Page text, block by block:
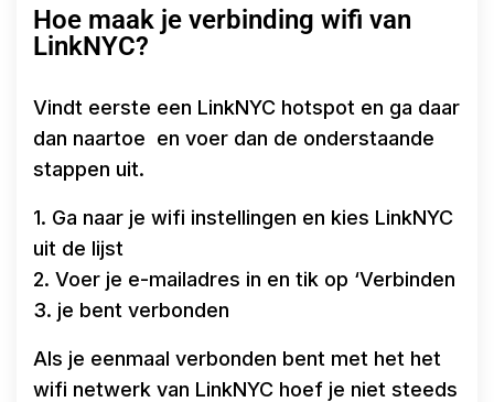
Hoe maak je verbinding wifi van
LinkNYC?
Vindt eerste een LinkNYC hotspot en ga daar
dan naartoe en voer dan de onderstaande
stappen uit.
1. Ga naar je wifi instellingen en kies LinkNYC
uit de lijst
2. Voer je e-mailadres in en tik op ‘Verbinden
3. je bent verbonden
Als je eenmaal verbonden bent met het het
wifi netwerk van LinkNYC hoef je niet steeds